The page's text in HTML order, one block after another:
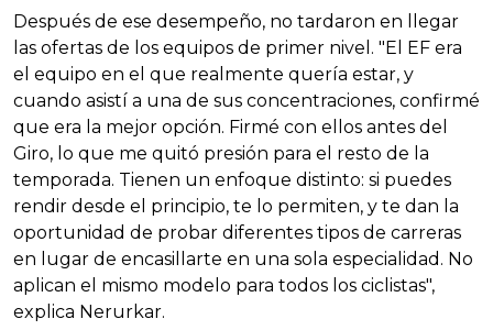
Después de ese desempeño, no tardaron en llegar
las ofertas de los equipos de primer nivel. "El EF era
el equipo en el que realmente quería estar, y
cuando asistí a una de sus concentraciones, confirmé
que era la mejor opción. Firmé con ellos antes del
Giro, lo que me quitó presión para el resto de la
temporada. Tienen un enfoque distinto: si puedes
rendir desde el principio, te lo permiten, y te dan la
oportunidad de probar diferentes tipos de carreras
en lugar de encasillarte en una sola especialidad. No
aplican el mismo modelo para todos los ciclistas",
explica Nerurkar.